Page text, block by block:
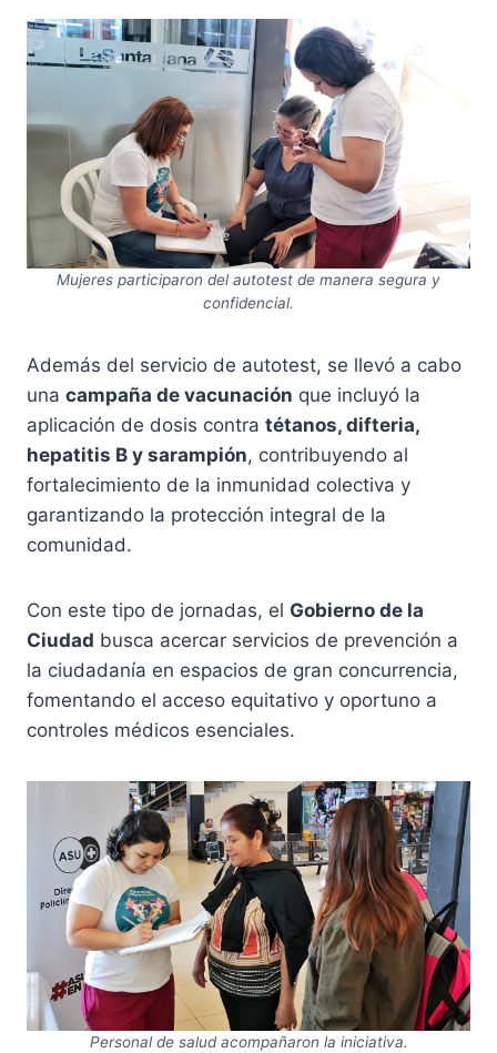
Mujeres participaron del autotest de manera segura y
confidencial.
Además del servicio de autotest, se llevó a cabo
una campaña de vacunación que incluyó la
aplicación de dosis contra tétanos, difteria,
hepatitis B y sarampión, contribuyendo al
fortalecimiento de la inmunidad colectiva y
garantizando la protección integral de la
comunidad.
Con este tipo de jornadas, el Gobierno de la
Ciudad busca acercar servicios de prevención a
la ciudadanía en espacios de gran concurrencia,
fomentando el acceso equitativo y oportuno a
controles médicos esenciales.
Personal de salud acompañaron la iniciativa.